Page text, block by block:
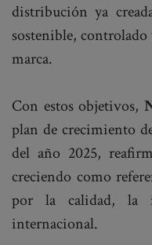
distribución ya
sostenible, controlado
marca.
Con estos objetivos,
plan de crecimiento
del año 2025,
creciendo como
por la calidad, la
internacional.